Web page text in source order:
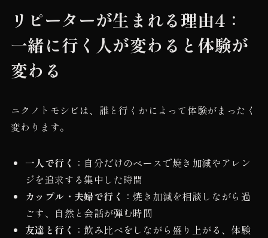
リピーターが生まれる理由4：
一緒に行く人が変わると体験が
変わる
ニクノトモシビは、誰と行くかによって体験がまったく
変わります。
一人で行く ：自分だけのペースで焼き加減やアレン
ジを追求する集中した時間
カップル・夫婦で行く ：焼き加減を相談しながら過
ごす、自然と会話が弾む時間
友達と行く ：飲み比べをしながら盛り上がる、体験